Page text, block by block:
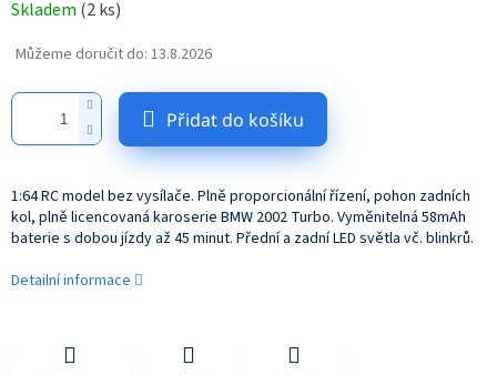
cena:
Skladem (2 ks)
Můžeme doručit do: 13.8.2026
Přidat do košíku
1:64 RC model bez vysílače. Plně proporcionální řízení, pohon zadních
kol, plně licencovaná karoserie BMW 2002 Turbo. Vyměnitelná 58mAh
baterie s dobou jízdy až 45 minut. Přední a zadní LED světla vč. blinkrů.
Detailní informace